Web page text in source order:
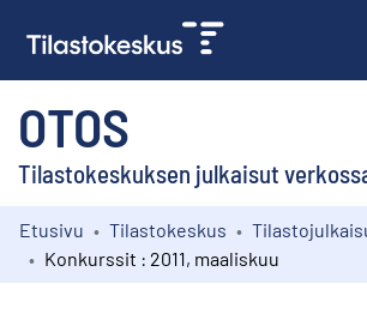
OTOS
Tilastokeskuksen julkaisut
Kokoelmat
Etusivu Tilastokeskus
Konkurssit : 2011, maaliskuu